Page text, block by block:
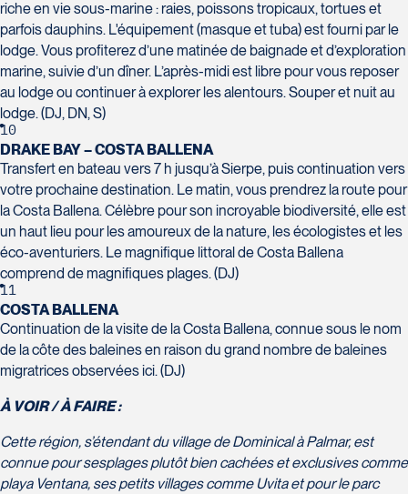
riche en vie sous-marine : raies, poissons tropicaux, tortues et
parfois dauphins. L'équipement (masque et tuba) est fourni par le
lodge. Vous profiterez d’une matinée de baignade et d’exploration
marine, suivie d’un dîner. L’après-midi est libre pour vous reposer
au lodge ou continuer à explorer les alentours. Souper et nuit au
lodge. (DJ, DN, S)
10
DRAKE BAY – COSTA BALLENA
Transfert en bateau vers 7 h jusqu’à Sierpe, puis continuation vers
votre prochaine destination. Le matin, vous prendrez la route pour
la Costa Ballena. Célèbre pour son incroyable biodiversité, elle est
un haut lieu pour les amoureux de la nature, les écologistes et les
éco-aventuriers. Le magnifique littoral de Costa Ballena
comprend de magnifiques plages. (DJ)
11
COSTA BALLENA
Continuation de la visite de la Costa Ballena, connue sous le nom
de la côte des baleines en raison du grand nombre de baleines
migratrices observées ici. (DJ)
À VOIR / À FAIRE :
Cette région, s’étendant du village de Dominical à Palmar, est
connue pour sesplages plutôt bien cachées et exclusives comme
playa Ventana, ses petits villages comme Uvita et pour le parc
Voyages Transat St-Bruno
117 Boulevard Les Promenades -
Promenades St-Bruno
Saint-Bruno-de-Montarville
J3V 5K2
Tél :450-441-1220 / 1-833-487-
9323
Voyages Thomassin St-Hilaire
1100 Boulevard de La Chaudière
#129
Québec
G1Y 0A1
Tél :418-948-8488